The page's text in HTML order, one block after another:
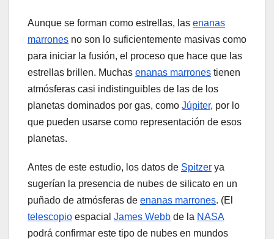
Aunque se forman como estrellas, las enanas
marrones no son lo suficientemente masivas como
para iniciar la fusión, el proceso que hace que las
estrellas brillen. Muchas enanas marrones tienen
atmósferas casi indistinguibles de las de los
planetas dominados por gas, como Júpiter, por lo
que pueden usarse como representación de esos
planetas.
Antes de este estudio, los datos de Spitzer ya
sugerían la presencia de nubes de silicato en un
puñado de atmósferas de enanas marrones. (El
telescopio espacial James Webb de la NASA
podrá confirmar este tipo de nubes en mundos